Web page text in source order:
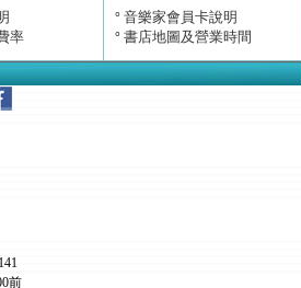
率
° 音樂家會員卡說明
° 書店地圖及營業時間
前